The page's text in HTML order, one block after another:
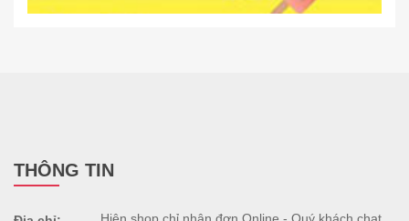
THÔNG TIN